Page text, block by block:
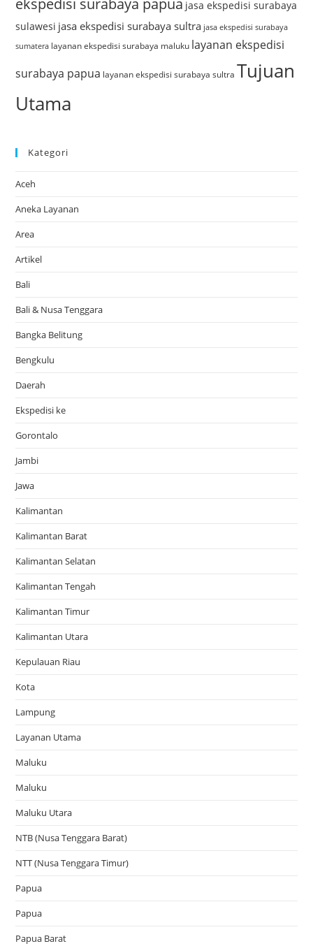
jasa ekspedisi surabaya
sulawesi jasa ekspedisi surabaya sultra jasa ekspedisi surabaya
sumatera layanan ekspedisi surabaya maluku layanan ekspedisi
surabaya papua layanan ekspedisi surabaya sultra Tujuan
Utama
Kategori
Aceh
Aneka Layanan
Area
Artikel
Bali
Bali & Nusa Tenggara
Bangka Belitung
Bengkulu
Daerah
Ekspedisi ke
Gorontalo
Jambi
Jawa
Kalimantan
Kalimantan Barat
Kalimantan Selatan
Kalimantan Tengah
Kalimantan Timur
Kalimantan Utara
Kepulauan Riau
Kota
Lampung
Layanan Utama
Maluku
Maluku
Maluku Utara
NTB (Nusa Tenggara Barat)
NTT (Nusa Tenggara Timur)
Papua
Papua
Papua Barat